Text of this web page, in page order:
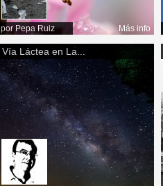
por Pepa Ruiz Más info
Vía Láctea en La...